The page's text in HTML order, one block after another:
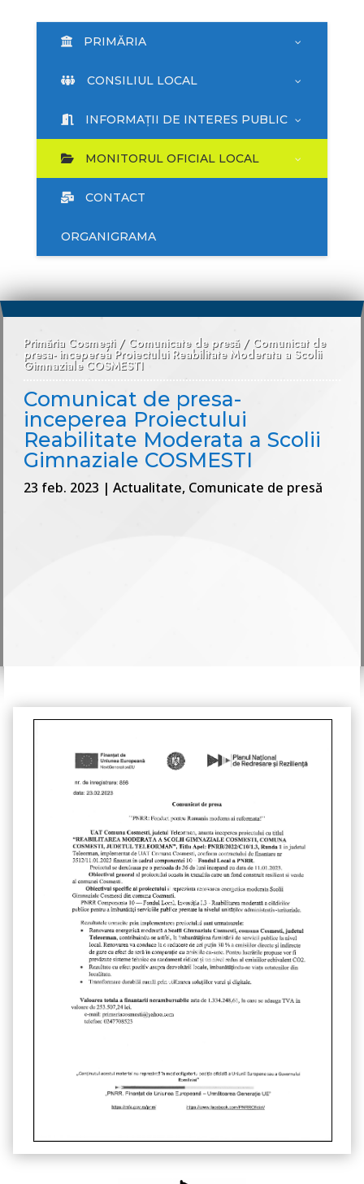
PRIMĂRIA
CONSILIUL LOCAL
INFORMAȚII DE INTERES PUBLIC
MONITORUL OFICIAL LOCAL
CONTACT
ORGANIGRAMA
Primăria Cosmești/ Comunicate de presă/ Comunicat de
presa- inceperea Proiectului Reabilitate Moderata a Scolii
Gimnaziale COSMESTI
Comunicat de presa-
inceperea Proiectului
Reabilitate Moderata a Scolii
Gimnaziale COSMESTI
23 feb. 2023 | Actualitate, Comunicate de presă